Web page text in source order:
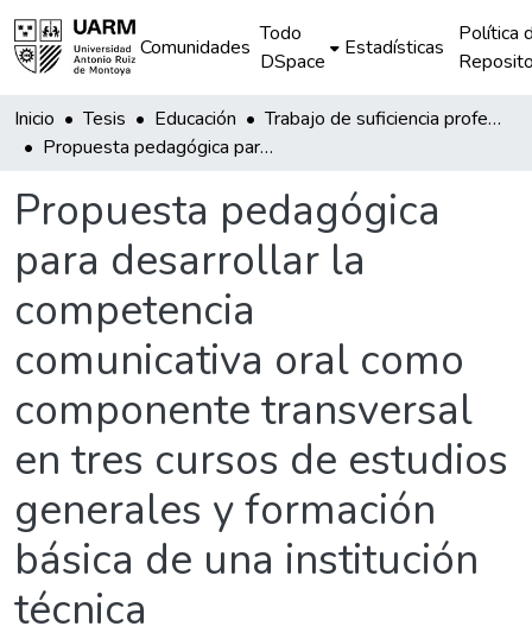
Comunidades
Todo
DSpace
Estadísticas
Política
Inicio Tesis Educación
Trabajo de suficiencia profesional
Propuesta pedagógica para desarrollar la competencia comunicativa oral como componente transversal en tres cursos de estudios generales y formación básica de una institución técnica
Propuesta pedagógica
para desarrollar la
competencia
comunicativa oral como
componente transversal
en tres cursos de estudios
generales y formación
básica de una institución
técnica